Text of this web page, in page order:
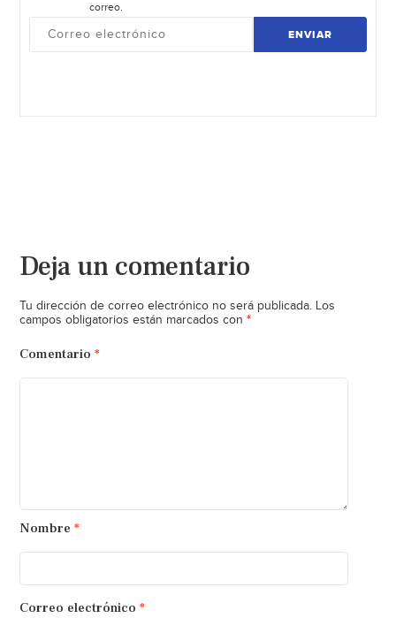
correo.
ENVIAR
Deja un comentario
Tu dirección de correo electrónico no será publicada. Los
campos obligatorios están marcados con *
Comentario *
Nombre *
Correo electrónico *